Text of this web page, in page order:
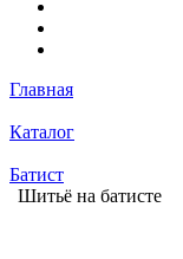
Главная
Каталог
Батист
Шитьё на батисте